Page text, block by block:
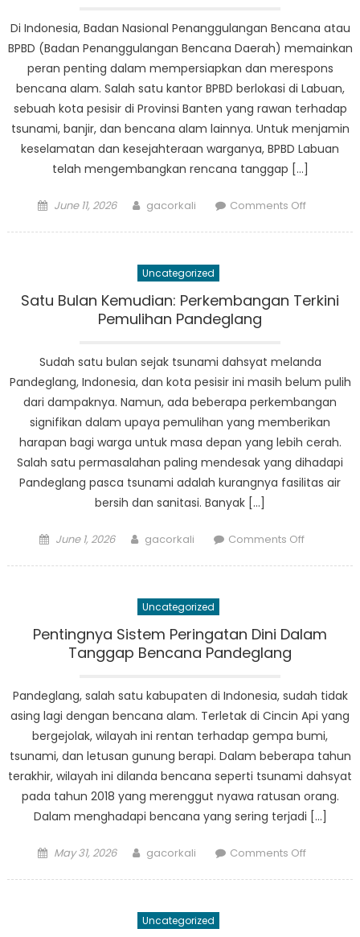
dan
Di Indonesia, Badan Nasional Penanggulangan Bencana atau
BPBD (Badan Penanggulangan Bencana Daerah) memainkan
peran penting dalam mempersiapkan dan merespons
bencana alam. Salah satu kantor BPBD berlokasi di Labuan,
sebuah kota pesisir di Provinsi Banten yang rawan terhadap
tsunami, banjir, dan bencana alam lainnya. Untuk menjamin
keselamatan dan kesejahteraan warganya, BPBD Labuan
telah mengembangkan rencana tanggap […]
Posted
June 11, 2026 Author
gacorkali Comments Offon
Rencana
Tanggap
Bencana
Uncategorized
Satu Bulan Kemudian: Perkembangan Terkini
Pemulihan Pandeglang
Sudah satu bulan sejak tsunami dahsyat melanda
Pandeglang, Indonesia, dan kota pesisir ini masih belum pulih
dari dampaknya. Namun, ada beberapa perkembangan
signifikan dalam upaya pemulihan yang memberikan
harapan bagi warga untuk masa depan yang lebih cerah.
Salah satu permasalahan paling mendesak yang dihadapi
Pandeglang pasca tsunami adalah kurangnya fasilitas air
bersih dan sanitasi. Banyak […]
Posted
June 1, 2026 Author
gacorkali Comments Offon
Terkini
Uncategorized
Pentingnya Sistem Peringatan Dini Dalam
Tanggap Bencana Pandeglang
Pandeglang, salah satu kabupaten di Indonesia, sudah tidak
asing lagi dengan bencana alam. Terletak di Cincin Api yang
bergejolak, wilayah ini rentan terhadap gempa bumi,
tsunami, dan letusan gunung berapi. Dalam beberapa tahun
terakhir, wilayah ini dilanda bencana seperti tsunami dahsyat
pada tahun 2018 yang merenggut nyawa ratusan orang.
Dalam menghadapi bencana yang sering terjadi […]
Posted
May 31, 2026 Author
gacorkali Comments Offon
Uncategorized